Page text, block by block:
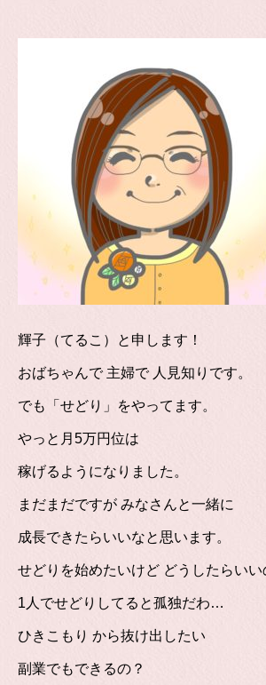
輝子（てるこ）と申します！
おばちゃんで 主婦で 人見知りです。
でも「せどり」をやってます。
やっと月5万円位は
稼げるようになりました。
まだまだですが みなさんと一緒に
成長できたらいいなと思います。
せどりを始めたいけど どうしたらいい
1人でせどりしてると孤独だわ…
ひきこもり から抜け出したい
副業でもできるの？